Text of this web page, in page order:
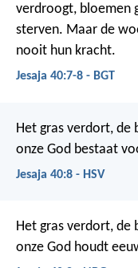
verdroogt, bloemen
sterven. Maar de
nooit hun kracht.
Jesaja 40:7-8 - BGT
Het gras verdort, de
onze God bestaat
Jesaja 40:8 - HSV
Het gras verdort, de
onze God houdt